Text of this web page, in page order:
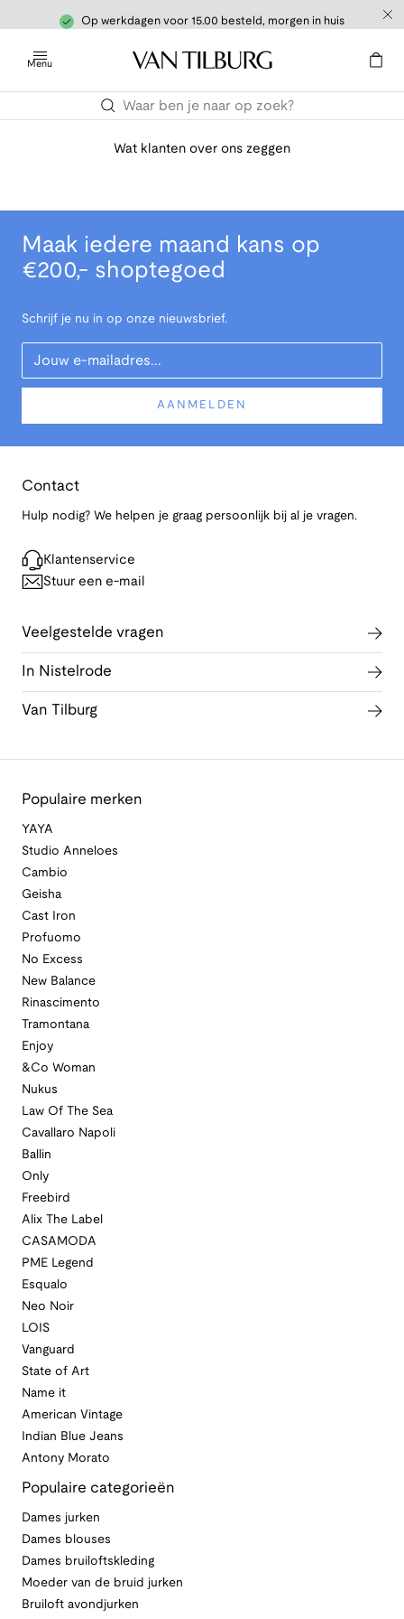
Op werkdagen voor 15.00 besteld, morgen in huis
Menu
Wat klanten over ons zeggen
Maak iedere maand kans op
€200,- shoptegoed
Schrijf je nu in op onze nieuwsbrief.
Your Email
AANMELDEN
Contact
Hulp nodig? We helpen je graag persoonlijk bij al je vragen.
Klantenservice
Stuur een e-mail
Veelgestelde vragen
In Nistelrode
Van Tilburg
Populaire merken
YAYA
Studio Anneloes
Cambio
Geisha
Cast Iron
Profuomo
No Excess
New Balance
Rinascimento
Tramontana
Enjoy
&Co Woman
Nukus
Law Of The Sea
Cavallaro Napoli
Ballin
Only
Freebird
Alix The Label
CASAMODA
PME Legend
Esqualo
Neo Noir
LOIS
Vanguard
State of Art
Name it
American Vintage
Indian Blue Jeans
Antony Morato
Populaire categorieën
Dames jurken
Dames blouses
Dames bruiloftskleding
Moeder van de bruid jurken
Bruiloft avondjurken